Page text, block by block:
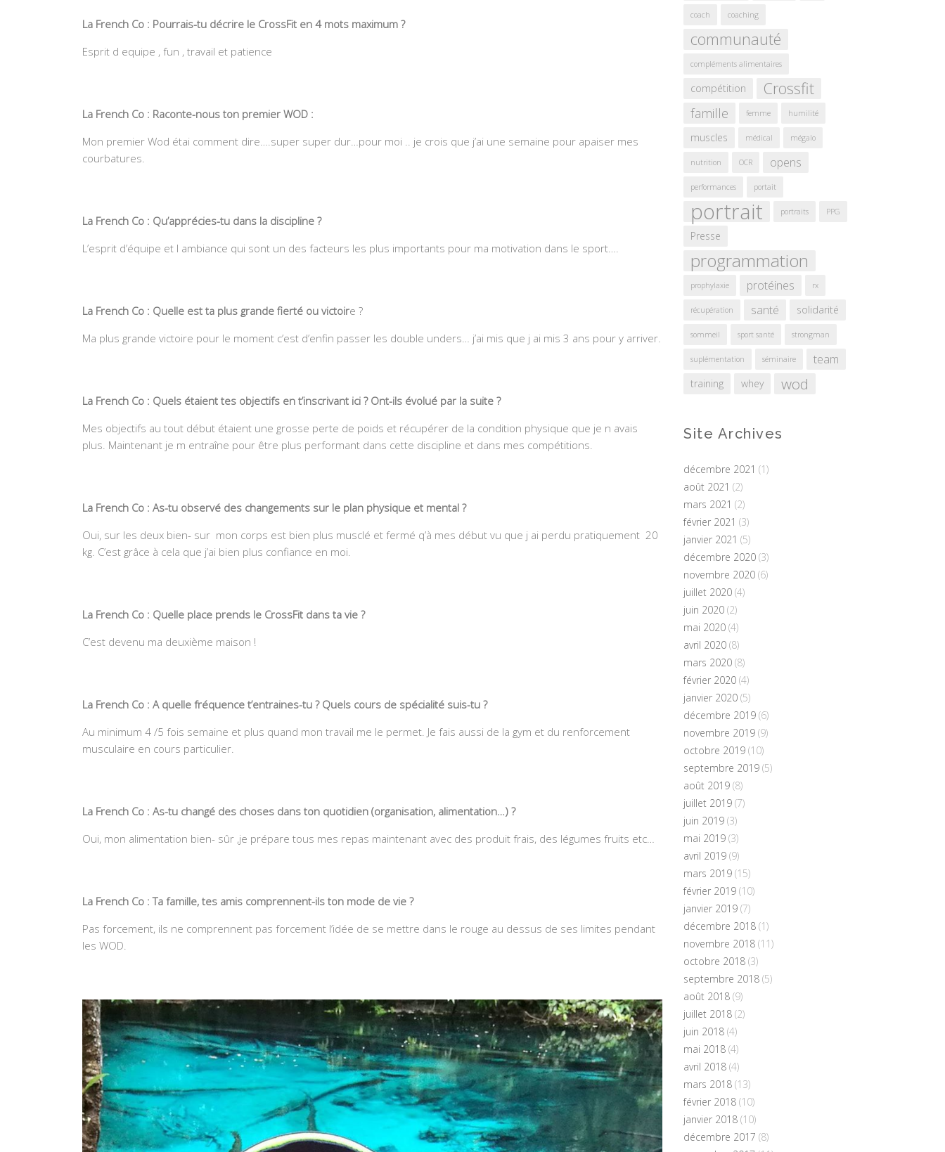
La French Co : Pourrais-tu décrire le CrossFit en 4 mots maximum ?
Esprit d equipe , fun , travail et patience
La French Co : Raconte-nous ton premier WOD :
Mon premier Wod étai comment dire….super super dur…pour moi .. je crois que j’ai une semaine pour apaiser mes
courbatures.
La French Co : Qu’apprécies-tu dans la discipline ?
L’esprit d’équipe et l ambiance qui sont un des facteurs les plus importants pour ma motivation dans le sport….
La French Co : Quelle est ta plus grande fierté ou victoire ?
Ma plus grande victoire pour le moment c’est d’enfin passer les double unders… j’ai mis que j ai mis 3 ans pour y arriver.
La French Co : Quels étaient tes objectifs en t’inscrivant ici ? Ont-ils évolué par la suite ?
Mes objectifs au tout début étaient une grosse perte de poids et récupérer de la condition physique que je n avais
plus. Maintenant je m entraîne pour être plus performant dans cette discipline et dans mes compétitions.
La French Co : As-tu observé des changements sur le plan physique et mental ?
Oui, sur les deux bien- sur mon corps est bien plus musclé et fermé q’à mes début vu que j ai perdu pratiquement 20
kg. C’est grâce à cela que j’ai bien plus confiance en moi.
La French Co : Quelle place prends le CrossFit dans ta vie ?
C’est devenu ma deuxième maison !
La French Co : A quelle fréquence t’entraines-tu ? Quels cours de spécialité suis-tu ?
Au minimum 4 /5 fois semaine et plus quand mon travail me le permet. Je fais aussi de la gym et du renforcement
musculaire en cours particulier.
La French Co : As-tu changé des choses dans ton quotidien (organisation, alimentation…) ?
Oui, mon alimentation bien- sûr ,je prépare tous mes repas maintenant avec des produit frais, des légumes fruits etc…
La French Co : Ta famille, tes amis comprennent-ils ton mode de vie ?
Pas forcement, ils ne comprennent pas forcement l’idée de se mettre dans le rouge au dessus de ses limites pendant
les WOD.
coach coaching
communauté
compléments alimentaires
compétition Crossfit
famille femme humilité
muscles médical mégalo
nutrition OCR opens
performances portait
portrait portraits PPG
Presse
programmation
prophylaxie protéines rx
récupération santé solidarité
sommeil sport santé strongman
suplémentation séminaire team
training whey wod
Site Archives
décembre 2021 (1)
août 2021 (2)
mars 2021 (2)
février 2021 (3)
janvier 2021 (5)
décembre 2020 (3)
novembre 2020 (6)
juillet 2020 (4)
juin 2020 (2)
mai 2020 (4)
avril 2020 (8)
mars 2020 (8)
février 2020 (4)
janvier 2020 (5)
décembre 2019 (6)
novembre 2019 (9)
octobre 2019 (10)
septembre 2019 (5)
août 2019 (8)
juillet 2019 (7)
juin 2019 (3)
mai 2019 (3)
avril 2019 (9)
mars 2019 (15)
février 2019 (10)
janvier 2019 (7)
décembre 2018 (1)
novembre 2018 (11)
octobre 2018 (3)
septembre 2018 (5)
août 2018 (9)
juillet 2018 (2)
juin 2018 (4)
mai 2018 (4)
avril 2018 (4)
mars 2018 (13)
février 2018 (10)
janvier 2018 (10)
décembre 2017 (8)